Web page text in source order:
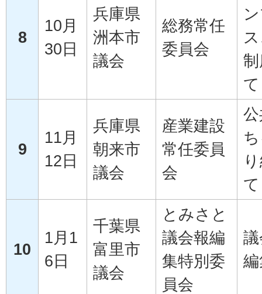
8
10月
30日
兵庫県
洲本市
議会
総務常任
委員会
て
9
11月
12日
兵庫県
朝来市
議会
産業建設
常任委員
会
て
10
1月1
6日
千葉県
富里市
議会
とみさと
議会報編
集特別委
員会